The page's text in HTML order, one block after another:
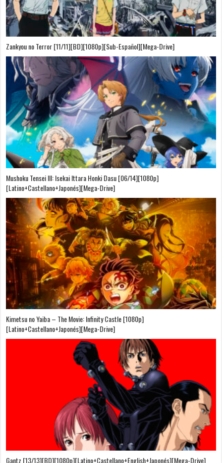
Zankyou no Terror [11/11][BD][1080p][Sub-Español][Mega-Drive]
Mushoku Tensei III: Isekai Ittara Honki Dasu [06/14][1080p]
[Latino+Castellano+Japonés][Mega-Drive]
Kimetsu no Yaiba – The Movie: Infinity Castle [1080p]
[Latino+Castellano+Japonés][Mega-Drive]
Gantz [13/13][BD][1080p][Latino+Castellano+English+Japonés][Mega-Drive]